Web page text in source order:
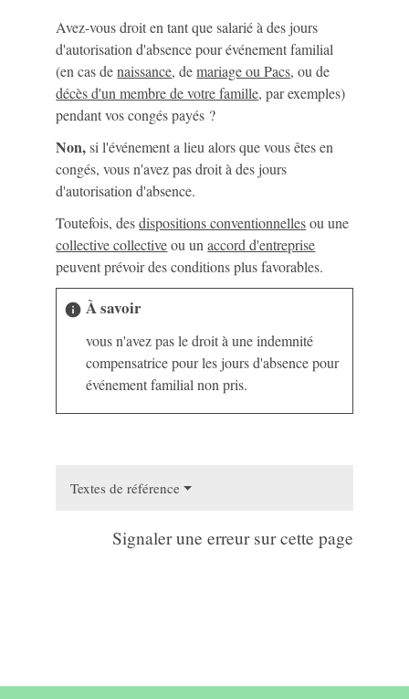
Avez-vous droit en tant que salarié à des jours
d'autorisation d'absence pour événement familial
(en cas denaissance, demariage ou Pacs, ou de
décès d'un membre de votre famille, par exemples)
pendant vos congés payés ?
Non,si l'événement a lieu alors que vous êtes en
congés, vous n'avez pas droit à des jours
d'autorisation d'absence.
Toutefois, desdispositions conventionnellesou une
collective collectiveou unaccord d'entreprise
peuvent prévoir des conditions plus favorables.
info À savoir
vous n'avez pas le droit à une indemnité
compensatrice pour les jours d'absence pour
événement familial non pris.
Textes de référence
Signaler une erreur sur cette page